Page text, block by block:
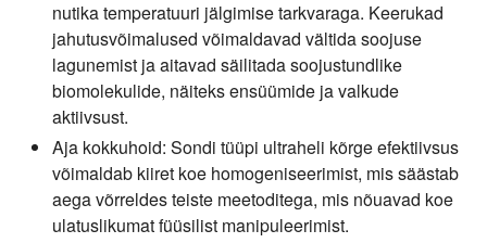
nutika temperatuuri jälgimise tarkvaraga. Keerukad
jahutusvõimalused võimaldavad vältida soojuse
lagunemist ja aitavad säilitada soojustundlike
biomolekulide, näiteks ensüümide ja valkude
aktiivsust.
Aja kokkuhoid: Sondi tüüpi ultraheli kõrge efektiivsus
võimaldab kiiret koe homogeniseerimist, mis säästab
aega võrreldes teiste meetoditega, mis nõuavad koe
ulatuslikumat füüsilist manipuleerimist.